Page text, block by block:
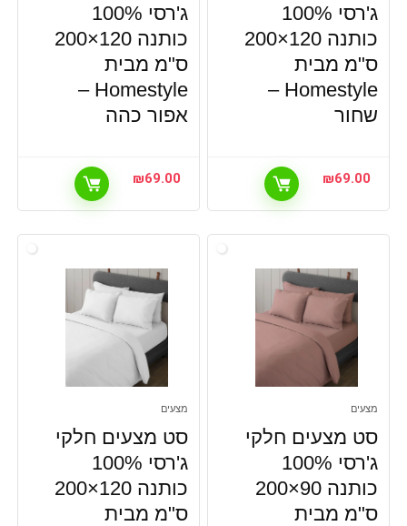
ג'רסי 100%
כותנה 120×200
ס"מ מבית
Homestyle –
שחור
₪69.00
ג'רסי 100%
כותנה 120×200
ס"מ מבית
Homestyle –
אפור כהה
₪69.00
מצעים
סט מצעים חלקי
ג'רסי 100%
כותנה 90×200
ס"מ מבית
מצעים
סט מצעים חלקי
ג'רסי 100%
כותנה 120×200
ס"מ מבית